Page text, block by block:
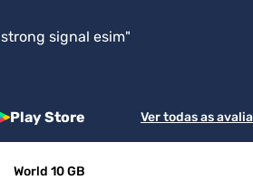
strong signal esim"
Play Store Ver todas as
World 10 GB